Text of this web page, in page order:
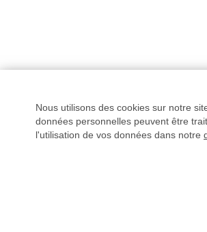
AVEZ-VOUS DES QUESTIONS ?
Nous utilisons des cookies sur notre
données personnelles peuvent être
l'utilisation de vos données dans notre